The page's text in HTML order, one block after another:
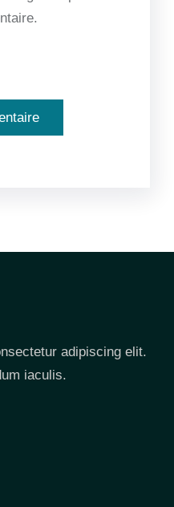
adipiscing elit.
iaculis.